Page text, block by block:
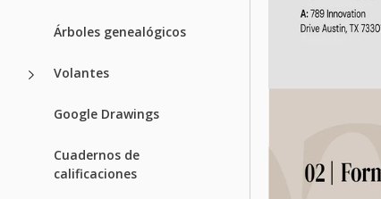
Árboles genealógicos
Volantes
Google Drawings
Cuadernos de
calificaciones